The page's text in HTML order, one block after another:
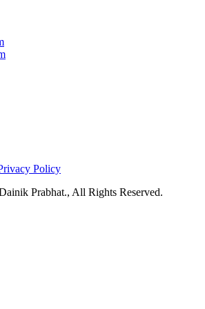
Policy
Prabhat., All Rights Reserved.